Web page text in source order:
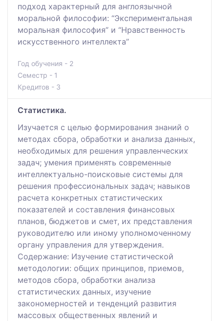
подход характерный для англоязычной
моральной философии: “Экспериментальная
моральная философия” и “Нравственность
искусственного интеллекта”
Год обучения - 2
Семестр - 1
Кредитов - 3
Статистика.
Изучается с целью формирования знаний о
методах сбора, обработки и анализа данных,
необходимых для решения управленческих
задач; умения применять современные
интеллектуально-поисковые системы для
решения профессиональных задач; навыков
расчета конкретных статистических
показателей и составления финансовых
планов, бюджетов и смет, их представления
руководителю или иному уполномоченному
органу управления для утверждения.
Содержание: Изучение статистической
методологии: общих принципов, приемов,
методов сбора, обработки анализа
статистических данных, изучение
закономерностей и тенденций развития
массовых общественных явлений и